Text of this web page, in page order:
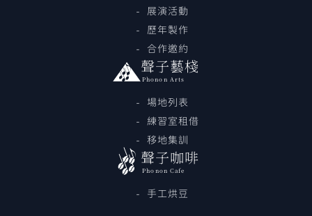
展演活動
歷年製作
合作邀約
聲子藝棧
Phonon Arts
場地列表
練習室租借
移地集訓
聲子咖啡
Phonon Cafe
手工烘豆